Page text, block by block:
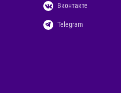
Вконтакте
Telegram